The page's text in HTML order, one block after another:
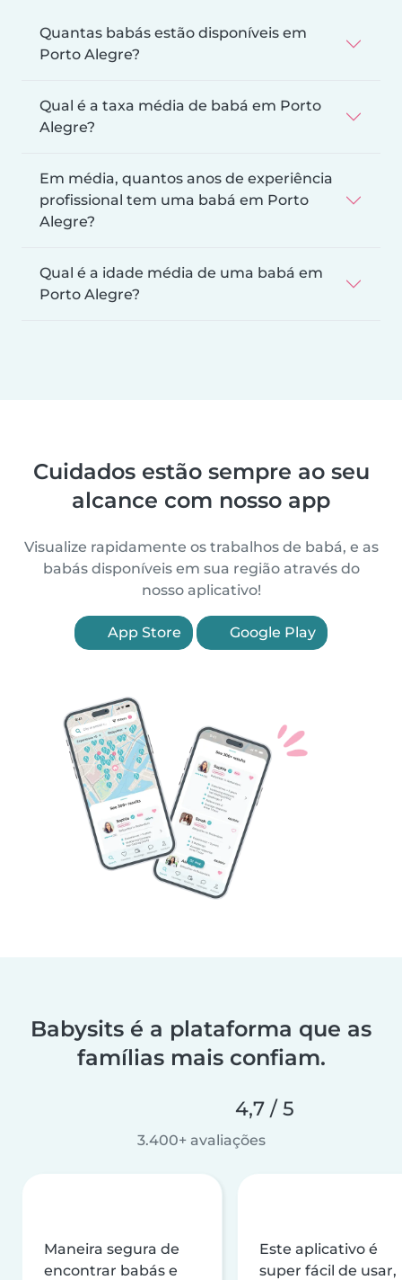
Quantas babás estão disponíveis em
Porto Alegre?
Qual é a taxa média de babá em Porto
Alegre?
Em média, quantos anos de experiência
profissional tem uma babá em Porto
Alegre?
Qual é a idade média de uma babá em
Porto Alegre?
Cuidados estão sempre ao seu
alcance com nosso app
Visualize rapidamente os trabalhos de babá, e as
babás disponíveis em sua região através do
nosso aplicativo!
App Store Google Play
Babysits é a plataforma que as
famílias mais confiam.
4,7 / 5
3.400+ avaliações
Maneira segura de
encontrar babás e
Este aplicativo é
super fácil de usar,